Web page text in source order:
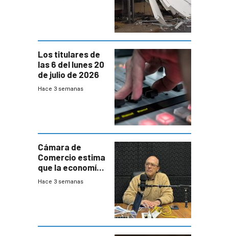
Los titulares de
las 6 del lunes 20
de julio de 2026
Hace 3 semanas
Cámara de
Comercio estima
que la economía
crecerá 1,6%
Hace 3 semanas